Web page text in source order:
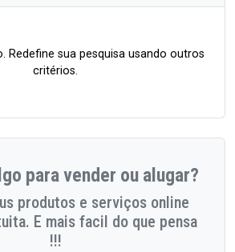
Redefine sua pesquisa usando outros
critérios.
para vender ou alugar?
produtos e serviços online
E mais facil do que pensa
!!!